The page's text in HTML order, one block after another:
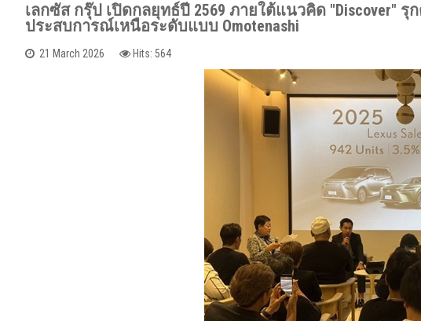
เลกซัส กรุ๊ป เปิดกลยุทธ์ปี 2569 ภายใต้แนวคิด "Discover"
ประสบการณ์เหนือระดับแบบ Omotenashi
21 March 2026 Hits: 564